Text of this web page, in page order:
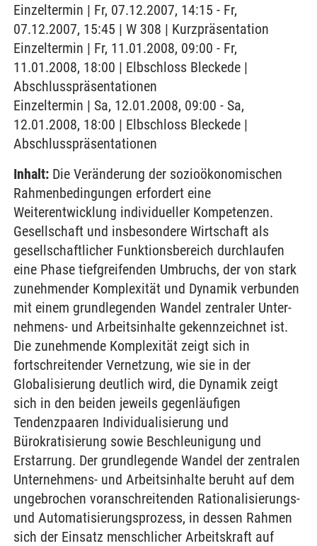
Einzeltermin | Fr, 07.12.2007, 14:15 - Fr,
07.12.2007, 15:45 | W 308 | Kurzpräsentation
Einzeltermin | Fr, 11.01.2008, 09:00 - Fr,
11.01.2008, 18:00 | Elbschloss Bleckede |
Abschlusspräsentationen
Einzeltermin | Sa, 12.01.2008, 09:00 - Sa,
12.01.2008, 18:00 | Elbschloss Bleckede |
Abschlusspräsentationen
Inhalt: Die Veränderung der sozioökonomischen
Rahmen­bedingungen erfordert eine
Weiterentwicklung indivi­dueller Kompetenzen.
Gesellschaft und insbesondere Wirt­schaft als
gesellschaftlicher Funktionsbereich durchlaufen
eine Phase tiefgreifenden Umbruchs, der von stark
zunehmender Komplexität und Dynamik verbunden
mit einem grundlegenden Wandel zentraler Unter­
nehmens- und Arbeitsinhalte gekennzeichnet ist.
Die zunehmende Komplexität zeigt sich in
fortschreitender Vernetzung, wie sie in der
Globalisierung deutlich wird, die Dynamik zeigt
sich in den beiden jeweils gegenläufigen
Tendenzpaaren Individualisie­rung und
Bürokratisierung sowie Beschleunigung und
Erstarrung. Der grundlegende Wandel der zentralen
Unternehmens- und Arbeitsinhalte beruht auf dem
ungebrochen voranschreitenden Ratio­nalisierungs-
und Automatisierungsprozess, in dessen Rahmen
sich der Einsatz menschlicher Arbeits­kraft auf